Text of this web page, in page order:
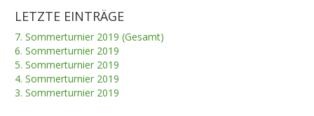
LETZTE EINTRÄGE
7. Sommerturnier 2019 (Gesamt)
6. Sommerturnier 2019
5. Sommerturnier 2019
4. Sommerturnier 2019
3. Sommerturnier 2019